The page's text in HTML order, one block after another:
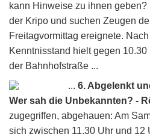
kann Hinweise zu ihnen
der Kripo und suchen Zeugen
Freitagvormittag ereignete.
Kenntnisstand hielt gegen
der Bahnhofstraße ...
... 6. Abgelenkt
Wer sah die Unbekannten? -
zugegriffen, abgehauen: Am
sich zwischen 11.30 Uhr und 12